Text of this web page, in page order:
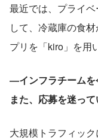
最近では、プライ
して、冷蔵庫の食
プリを「kiro」を用
―インフラチームを
また、応募を迷っ
大規模トラフィッ